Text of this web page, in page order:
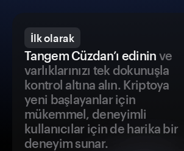
İlk olarak
Tangem Cüzdan’ı edinin ve
varlıklarınızı tek dokunuşla
kontrol altına alın. Kriptoya
yeni başlayanlar için
mükemmel, deneyimli
kullanıcılar için de harika bir
deneyim sunar.